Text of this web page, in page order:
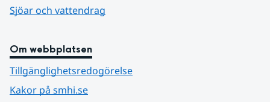
Sjöar och vattendrag
Om webbplatsen
Tillgänglighetsredogörelse
Kakor på smhi.se